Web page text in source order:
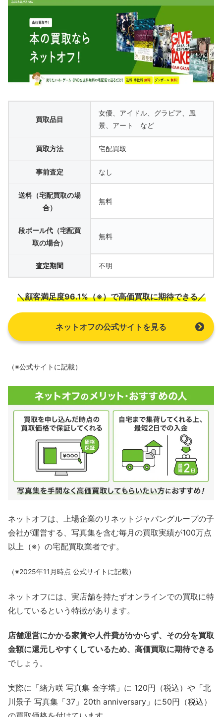
買取品目
女優、アイドル、グラビア、風
景、アート など
買取方法 宅配買取
事前査定 なし
送料（宅配買取の場
合）
無料
段ボール代（宅配買
取の場合）
無料
査定期間 不明
＼顧客満足度96.1%（※）で高価買取に期待できる／
ネットオフの公式サイトを見る
（※公式サイトに記載）
ネットオフは、上場企業のリネットジャパングループの子
会社が運営する、写真集を含む毎月の買取実績が100万点
以上（※）の宅配買取業者です。
（※2025年11月時点 公式サイトに記載）
ネットオフには、実店舗を持たずオンラインでの買取に特
化しているという特徴があります。
店舗運営にかかる家賃や人件費がかからず、その分を買取
金額に還元しやすくしているため、高価買取に期待できる
でしょう。
実際に「緒方咲 写真集 金字塔」に 120円（税込）や「北
川景子 写真集「37」20th anniversary」に50円（税込）